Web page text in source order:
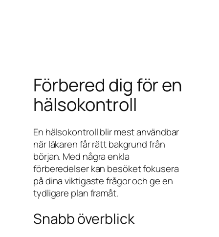
Förbered dig för en
hälsokontroll
En hälsokontroll blir mest användbar
när läkaren får rätt bakgrund från
början. Med några enkla
förberedelser kan besöket fokusera
på dina viktigaste frågor och ge en
tydligare plan framåt.
Snabb överblick